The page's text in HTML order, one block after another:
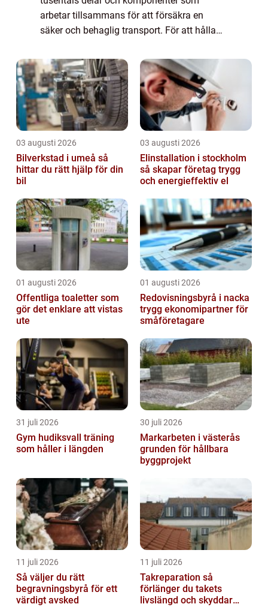
arbetar tillsammans för att försäkra en
säker och behaglig transport. För att hålla
livslängd är regelbunden bilservice av
yttersta vi...
03 augusti 2026
Bilverkstad i umeå så
hittar du rätt hjälp för din
bil
03 augusti 2026
Elinstallation i stockholm
så skapar företag trygg
och energieffektiv el
01 augusti 2026
Offentliga toaletter som
gör det enklare att vistas
ute
01 augusti 2026
Redovisningsbyrå i nacka
trygg ekonomipartner för
småföretagare
31 juli 2026
Gym hudiksvall träning
som håller i längden
30 juli 2026
Markarbeten i västerås
grunden för hållbara
byggprojekt
11 juli 2026
Så väljer du rätt
begravningsbyrå för ett
värdigt avsked
11 juli 2026
Takreparation så
förlänger du takets
livslängd och skyddar